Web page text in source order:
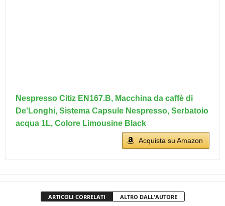
Nespresso Citiz EN167.B, Macchina da caffè di
De'Longhi, Sistema Capsule Nespresso, Serbatoio
acqua 1L, Colore Limousine Black
Acquista su Amazon
ARTICOLI CORRELATI ALTRO DALL'AUTORE